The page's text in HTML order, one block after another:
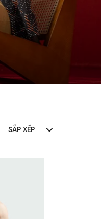
SẮP XẾP